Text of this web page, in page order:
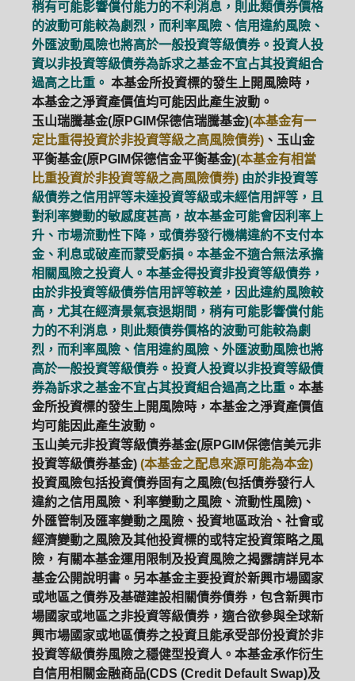
稍有可能影響償付能力的不利消息，則此類債券價格
的波動可能較為劇烈，而利率風險、信用違約風險、
外匯波動風險也將高於一般投資等級債券。投資人投
資以非投資等級債券為訴求之基金不宜占其投資組合
過高之比重。 本基金所投資標的發生上開風險時，
本基金之淨資產價值均可能因此產生波動。
玉山瑞騰基金(原PGIM保德信瑞騰基金)(本基金有一
定比重得投資於非投資等級之高風險債券) 、玉山金
平衡基金(原PGIM保德信金平衡基金)(本基金有相當
比重投資於非投資等級之高風險債券) 由於非投資等
級債券之信用評等未達投資等級或未經信用評等，且
對利率變動的敏感度甚高，故本基金可能會因利率上
升、市場流動性下降，或債券發行機構違約不支付本
金、利息或破產而蒙受虧損。本基金不適合無法承擔
相關風險之投資人。本基金得投資非投資等級債券，
由於非投資等級債券信用評等較差，因此違約風險較
高，尤其在經濟景氣衰退期間，稍有可能影響償付能
力的不利消息，則此類債券價格的波動可能較為劇
烈，而利率風險、信用違約風險、外匯波動風險也將
高於一般投資等級債券。投資人投資以非投資等級債
券為訴求之基金不宜占其投資組合過高之比重。 本基
金所投資標的發生上開風險時，本基金之淨資產價值
均可能因此產生波動。
玉山美元非投資等級債券基金(原PGIM保德信美元非
投資等級債券基金) (本基金之配息來源可能為本金)
投資風險包括投資債券固有之風險(包括債券發行人
違約之信用風險、利率變動之風險、流動性風險)、
外匯管制及匯率變動之風險、投資地區政治、社會或
經濟變動之風險及其他投資標的或特定投資策略之風
險，有關本基金運用限制及投資風險之揭露請詳見本
基金公開說明書。另本基金主要投資於新興市場國家
或地區之債券及基礎建設相關債券債券，包含新興市
場國家或地區之非投資等級債券，適合欲參與全球新
興市場國家或地區債券之投資且能承受部份投資於非
投資等級債券風險之穩健型投資人。本基金承作衍生
自信用相關金融商品(CDS (Credit Default Swap)及